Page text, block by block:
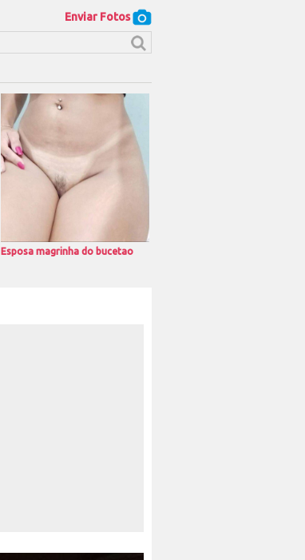
Enviar Fotos
Esposa magrinha do bucetao